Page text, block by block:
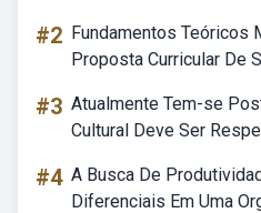
#2 Fundamentos Teóricos
Proposta Curricular De
#3 Atualmente Tem-se
Cultural Deve Ser
#4 A Busca De
Diferenciais Em Uma